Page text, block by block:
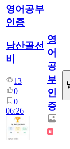
영어공부
인증
남산골선
비
13
0
0
06:26
영
어
공
부
인
증